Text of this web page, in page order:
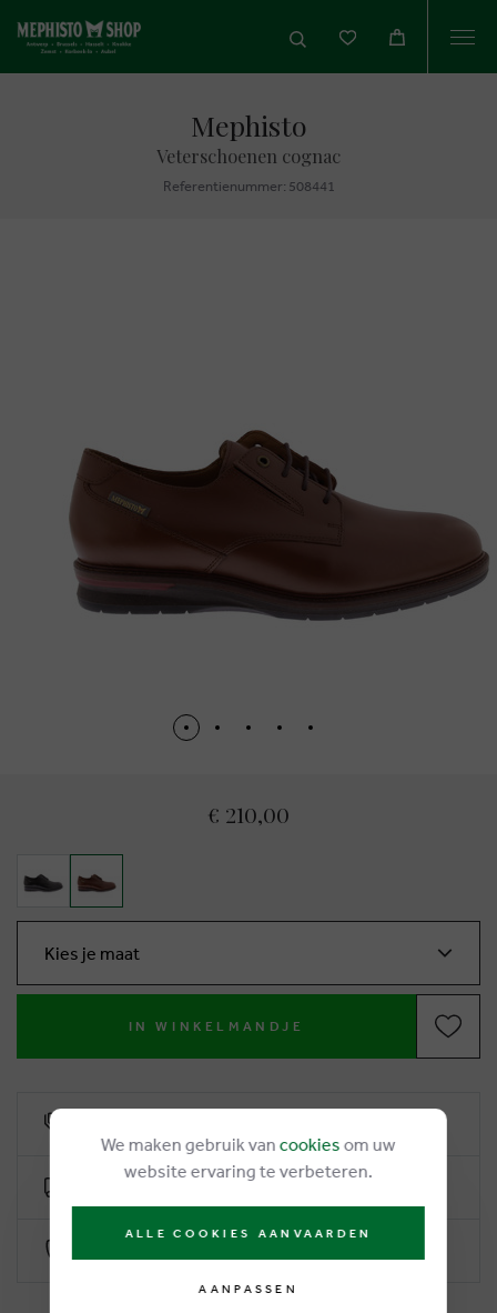
Mephisto
Veterschoenen cognac
Referentienummer: 508441
€ 210,00
Kies je maat
IN WINKELMANDJE
Gratis levering vanaf €50
We maken gebruik van cookies om uw
website ervaring te verbeteren.
ALLE COOKIES AANVAARDEN
AANPASSEN